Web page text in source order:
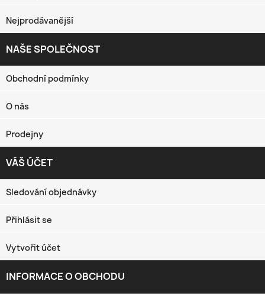
Nejprodávanější
NAŠE SPOLEČNOST
Obchodní podmínky
O nás
Prodejny
VÁŠ ÚČET
Sledování objednávky
Přihlásit se
Vytvořit účet
INFORMACE O OBCHODU